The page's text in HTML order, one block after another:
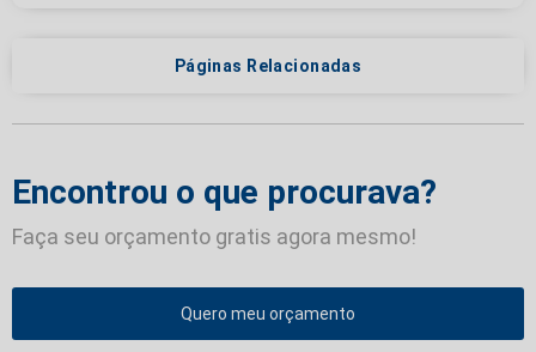
Páginas Relacionadas
Encontrou o que procurava?
Faça seu orçamento gratis agora mesmo!
Quero meu orçamento